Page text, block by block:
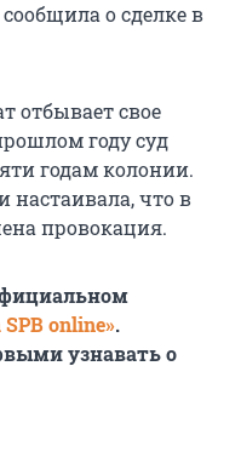
о сделке в
отбывает свое
году суд
годам колонии.
настаивала, что в
провокация.
online».
узнавать о